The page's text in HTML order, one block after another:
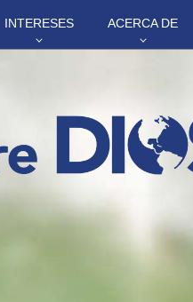
INTERESES ACERCA DE